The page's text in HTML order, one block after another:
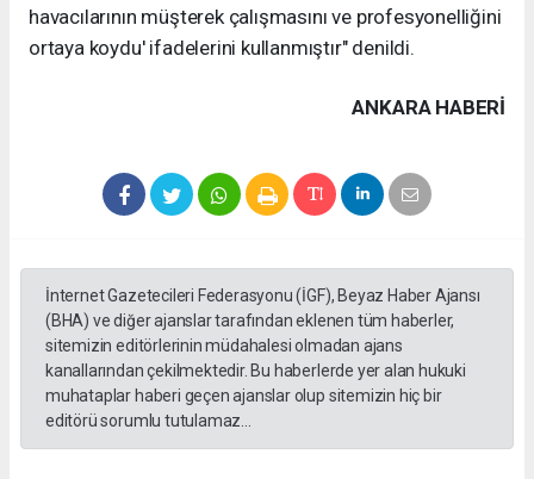
havacılarının müşterek çalışmasını ve profesyonelliğini
ortaya koydu' ifadelerini kullanmıştır" denildi.
ANKARA HABERİ
İnternet Gazetecileri Federasyonu (İGF), Beyaz Haber Ajansı
(BHA) ve diğer ajanslar tarafından eklenen tüm haberler,
sitemizin editörlerinin müdahalesi olmadan ajans
kanallarından çekilmektedir. Bu haberlerde yer alan hukuki
muhataplar haberi geçen ajanslar olup sitemizin hiç bir
editörü sorumlu tutulamaz...